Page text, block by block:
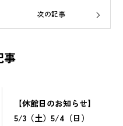
次の記事
事
【休館日のお知らせ】
5/3（土）5/4（日）